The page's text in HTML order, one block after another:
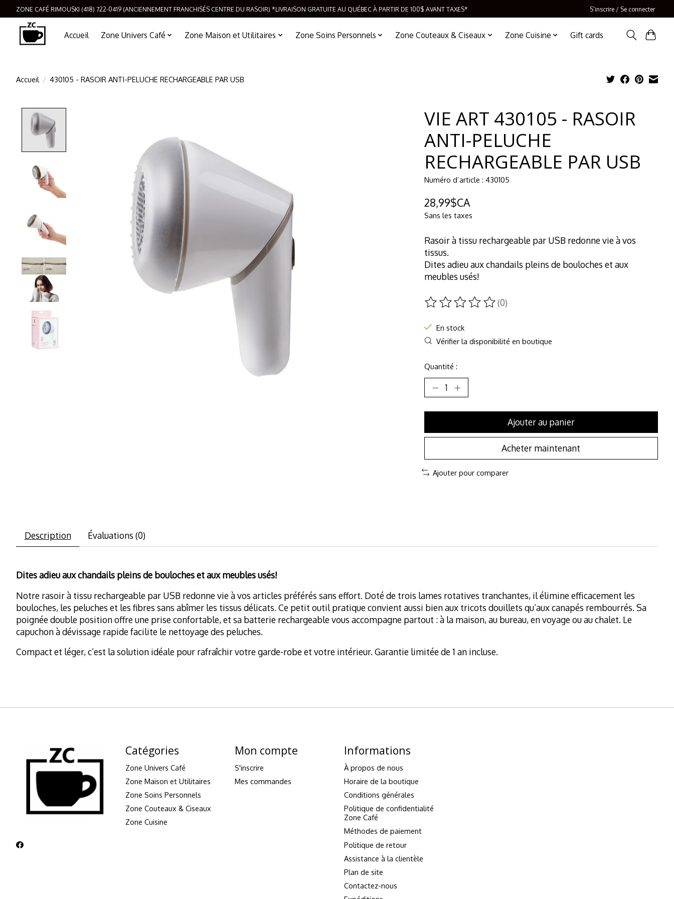
ZONE CAFÉ RIMOUSKI (418) 722-0419 (ANCIENNEMENT FRANCHISÉS CENTRE DU RASOIR) *LIVRAISON GRATUITE AU QUÉBEC À PARTIR DE 100$ AVANT TAXES* S’inscrire / Se connecter
Accueil Zone Univers Café Zone Maison et Utilitaires Zone Soins Personnels Zone Couteaux & Ciseaux Zone Cuisine Gift cards
Accueil / 430105 - RASOIR ANTI-PELUCHE RECHARGEABLE PAR USB
VIE ART 430105 - RASOIR
ANTI-PELUCHE
RECHARGEABLE PAR USB
Numéro d’article : 430105
28,99$CA
Sans les taxes
Rasoir à tissu rechargeable par USB redonne vie à vos
tissus.
Dites adieu aux chandails pleins de bouloches et aux
meubles usés!
Ce produit est évalué à
(0)
En stock
Vérifier la disponibilité en boutique
Quantité :
Ajouter au panier
Acheter maintenant
Ajouter pour comparer
Description Évaluations (0)
Dites adieu aux chandails pleins de bouloches et aux meubles usés!
Notre rasoir à tissu rechargeable par USB redonne vie à vos articles préférés sans effort. Doté de trois lames rotatives tranchantes, il élimine efficacement les
bouloches, les peluches et les fibres sans abîmer les tissus délicats. Ce petit outil pratique convient aussi bien aux tricots douillets qu’aux canapés rembourrés. Sa
poignée double position offre une prise confortable, et sa batterie rechargeable vous accompagne partout : à la maison, au bureau, en voyage ou au chalet. Le
capuchon à dévissage rapide facilite le nettoyage des peluches.
Compact et léger, c’est la solution idéale pour rafraîchir votre garde-robe et votre intérieur. Garantie limitée de 1 an incluse.
Catégories
Zone Univers Café
Zone Maison et Utilitaires
Zone Soins Personnels
Zone Couteaux & Ciseaux
Zone Cuisine
Mon compte
S'inscrire
Mes commandes
Informations
À propos de nous
Horaire de la boutique
Conditions générales
Politique de confidentialité
Zone Café
Méthodes de paiement
Politique de retour
Assistance à la clientèle
Plan de site
Contactez-nous